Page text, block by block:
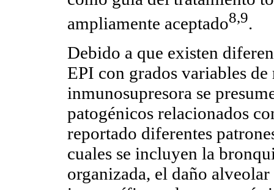
ampliamente aceptado8,9.
Debido a que existen
EPI con grados variables de
inmunosupresora se
patogénicos relacionados
reportado diferentes
cuales se incluyen la
organizada, el daño